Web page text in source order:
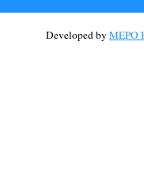
Developed by MEPO